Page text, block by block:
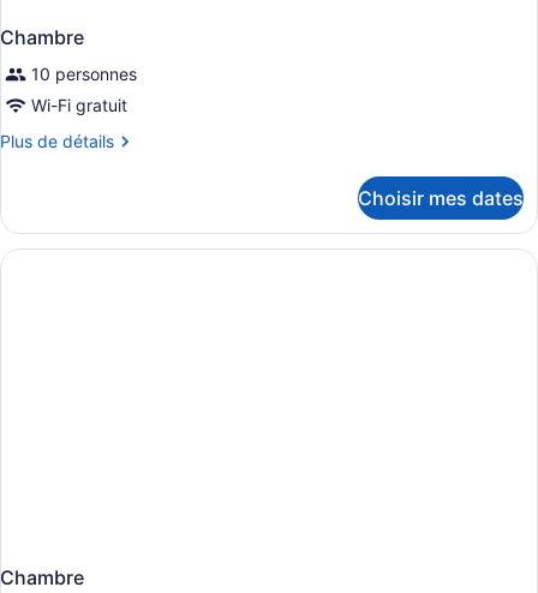
Chambre
10 personnes
Wi-Fi gratuit
Plus de détails
Plus
Chambre
Choisir mes dates
Chambre